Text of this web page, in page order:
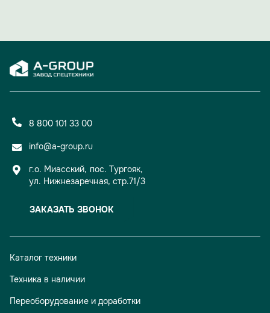
Каталог техники
Техника в наличии
Переоборудование и доработки
8 800 101 33 00
info@a-group.ru
г.о. Миасский, пос. Тургояк,
ул. Нижнезаречная, стр.71/3
ЗАКАЗАТЬ ЗВОНОК